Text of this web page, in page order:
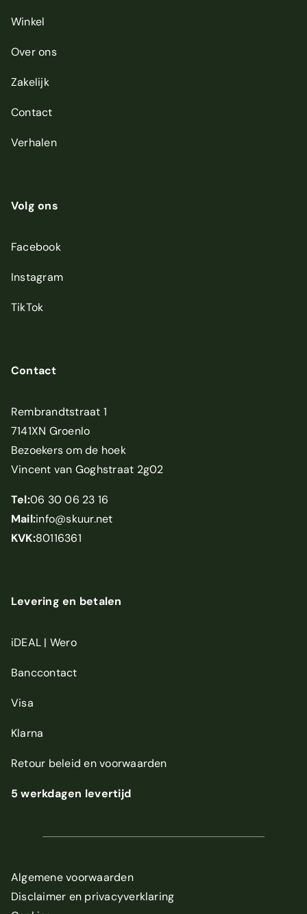
Winkel
Over ons
Zakelijk
Contact
Verhalen
Volg ons
Facebook
Instagram
TikTok
Contact
Rembrandtstraat 1
7141XN Groenlo
Bezoekers om de hoek
Vincent van Goghstraat 2g02
Tel:06 30 06 23 16
Mail:info@skuur.net
KVK:80116361
Levering en betalen
iDEAL | Wero
Banccontact
Visa
Klarna
Retour beleid envoorwaarden
5 werkdagen levertijd
Algemene voorwaarden
Disclaimer en privacyverklaring